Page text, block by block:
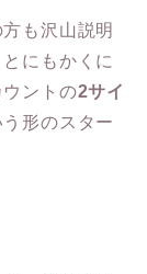
も沢山説明
にもかくに
ントの2サイ
う形のスター